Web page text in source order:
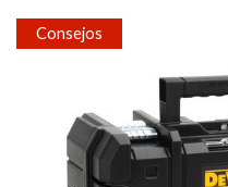
Consejos